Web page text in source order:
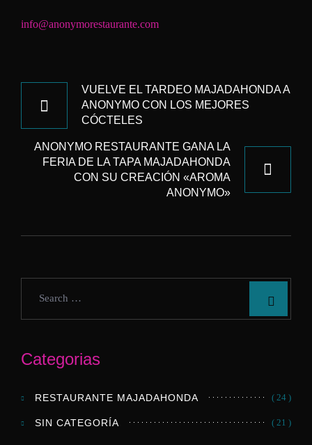
info@anonymorestaurante.com
DE
ENTRADAS
VUELVE EL TARDEO MAJADAHONDA A
ANONYMO CON LOS MEJORES
CÓCTELES
ANONYMO RESTAURANTE GANA LA
FERIA DE LA TAPA MAJADAHONDA
CON SU CREACIÓN «AROMA
ANONYMO»
Categorias
RESTAURANTE MAJADAHONDA ( 24 )
SIN CATEGORÍA ( 21 )